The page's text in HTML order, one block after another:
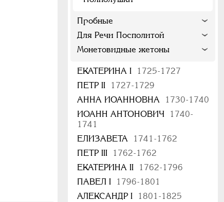
Пробные
Для Речи Посполитой
Монетовидные жетоны
ЕКАТЕРИНА I
1725-1727
ПЕТР II
1727-1729
АННА ИОАННОВНА
1730-1740
ИОАНН АНТОНОВИЧ
1740-
1741
ЕЛИЗАВЕТА
1741-1762
ПЕТР III
1762-1762
ЕКАТЕРИНА II
1762-1796
ПАВЕЛ I
1796-1801
АЛЕКСАНДР I
1801-1825